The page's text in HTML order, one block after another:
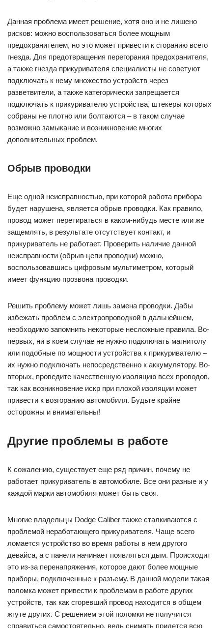
провод может перетираться в каком-нибудь месте или же
защемлять, в результате отсутствует контакт, и
прикуриватель не работает. Проверить наличие данной
неисправности (обрыв цепи проводки) можно,
воспользовавшись цифровым мультиметром, который
имеет функцию прозвона проводки.
Решить проблему может лишь замена проводки. Дабы
избежать проблем с электропроводкой в дальнейшем,
необходимо запомнить некоторые несложные правила. Во-
первых, ни в коем случае не нужно подключать магнитолу
их нужно подключать непосредственно к аккумулятору. Во-
вторых, проведите качественную изоляцию всех проводов,
привести к возгоранию автомобиля. Будьте крайне
осторожны и внимательны!
Другие проблемы в работе
К сожалению, существует еще ряд причин, почему не
работает прикуриватель в автомобиле. Все они разные и у
Многие владельцы Dodge Caliber также сталкиваются с
проблемой неработающего прикуривателя. Чаще всего
ломается устройство во время работы в нем другого
девайса, а с панели начинает появляться дым. Происходит
это из-за перенапряжения, которое дают более мощные
приборы, подключенные к разъему. В данной модели такая
поломка может привести к проблемам в работе других
устройств, так как сгоревший провод находится в общем
жгуте других. С решением этой поломки не получится
переднюю консоль. Такая поломка может быть
неоднократной, поэтому лучше всего будет установить
На отечественных марках машин тоже часто случаются
казусы в работе прикуривателя. Конечно, чаще всего
использования разъема прибора. Проверить, почему не
работает прикуриватель на ВАЗ 2110 достаточно просто.
Включите вентилятор печки – если он не работает, то
причина в предохранителе F18. Дело в том, что эти два
устройства работают от одного предохранителя и его
перегорание ведет к выходу из строя сразу двух приборов.
Для его замены не нужно лезть под капот, он находится
слева от руля в блоке предохранителей. Однако если
вентилятор работает, то не стоит сразу грешить на